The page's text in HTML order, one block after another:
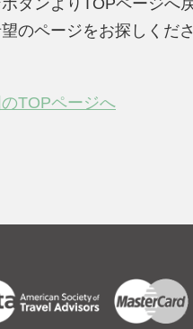
タンよりTOPページへ
のページをお探しくださ
TOPページへ